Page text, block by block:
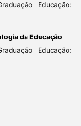
Educação:
da Educação
Educação: